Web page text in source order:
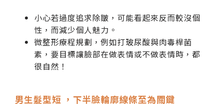
小心若過度追求除皺，可能看起來反而較沒個
性，而減少個人魅力。
微整形療程規劃，例如打玻尿酸與肉毒桿菌
素，要目標讓臉部在做表情或不做表情時，都
很自然！
男生髮型短 ，下半臉輪廓線條至為關鍵